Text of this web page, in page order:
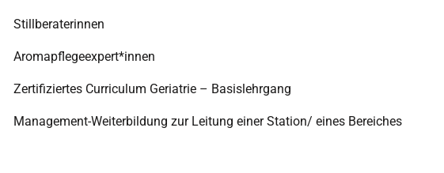
Stillberaterinnen
Aromapflegeexpert*innen
Zertifiziertes Curriculum Geriatrie – Basislehrgang
Management-Weiterbildung zur Leitung einer Station/ eines Bereiches